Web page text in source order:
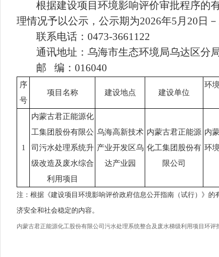
根据建设项目环境影响评价审批程序的
理情况予以公示，公示期为2026年5月 20 日 －
联系电话： 0473-3661122
通讯地址： 乌海市生态环境局乌达区分
邮
编： 016040
序
号
项目名称 建设地点 建设单位
环
1
内蒙古君正能源化
工集团股份有限公
司污水处理系统升
级改造及废水综合
利用项目
乌海高新技术
产业开发区乌
达产业园
内蒙古君正能源
化工集团股份有
限公司
内
环
注：根据《建设项目环境影响评价政府信息公开指南（试行）》
济安全和社会稳定的内容。
内蒙古君正能源化工股份有限公司污水处理系统整合及废水梯级利用项目环评